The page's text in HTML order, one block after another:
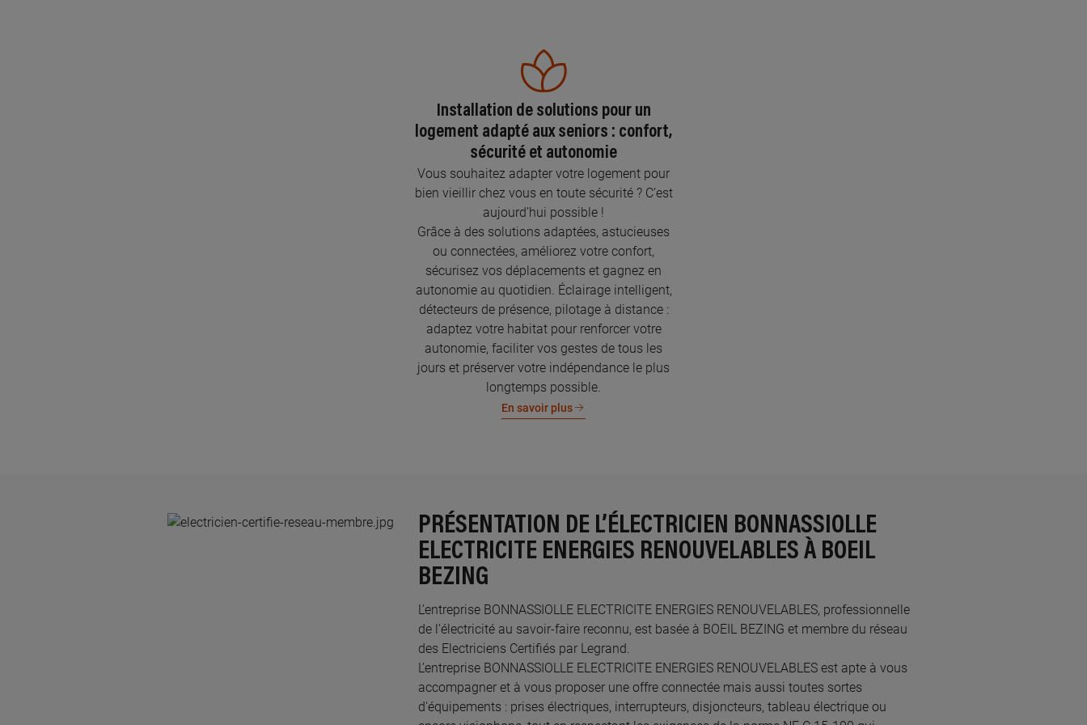
Installation de solutions pour un
logement adapté aux seniors : confort,
sécurité et autonomie
Vous souhaitez adapter votre logement pour
bien vieillir chez vous en toute sécurité ? C’est
aujourd’hui possible !
Grâce à des solutions adaptées, astucieuses
ou connectées, améliorez votre confort,
sécurisez vos déplacements et gagnez en
autonomie au quotidien. Éclairage intelligent,
détecteurs de présence, pilotage à distance :
adaptez votre habitat pour renforcer votre
autonomie, faciliter vos gestes de tous les
jours et préserver votre indépendance le plus
longtemps possible.
En savoir plus
PRÉSENTATION DE L’ÉLECTRICIEN BONNASSIOLLE
ELECTRICITE ENERGIES RENOUVELABLES À BOEIL
BEZING
L’entreprise BONNASSIOLLE ELECTRICITE ENERGIES RENOUVELABLES, professionnelle
de l’électricité au savoir-faire reconnu, est basée à BOEIL BEZING et membre du réseau
des Electriciens Certifiés par Legrand.​
L’entreprise BONNASSIOLLE ELECTRICITE ENERGIES RENOUVELABLES est apte à vous
accompagner et à vous proposer une offre connectée mais aussi toutes sortes
d'équipements : prises électriques, interrupteurs, disjoncteurs, tableau électrique ou